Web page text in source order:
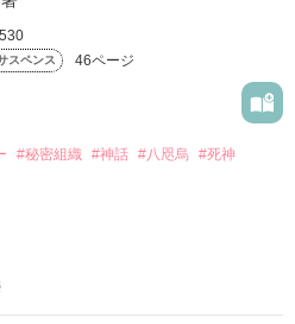
ただくために、一つだけ、お願
シリーズ第一作目である
てください。
の中で、滝沢大和という男が、な
のか。その、本当の意味を、より
です。
ょうか。
を読む
スペンス 46ページ
#秘密組織 #神話 #八咫烏 #死神
イルを、より深くお楽しみいた
夜探偵事務所』を、先にお読みい
めします。